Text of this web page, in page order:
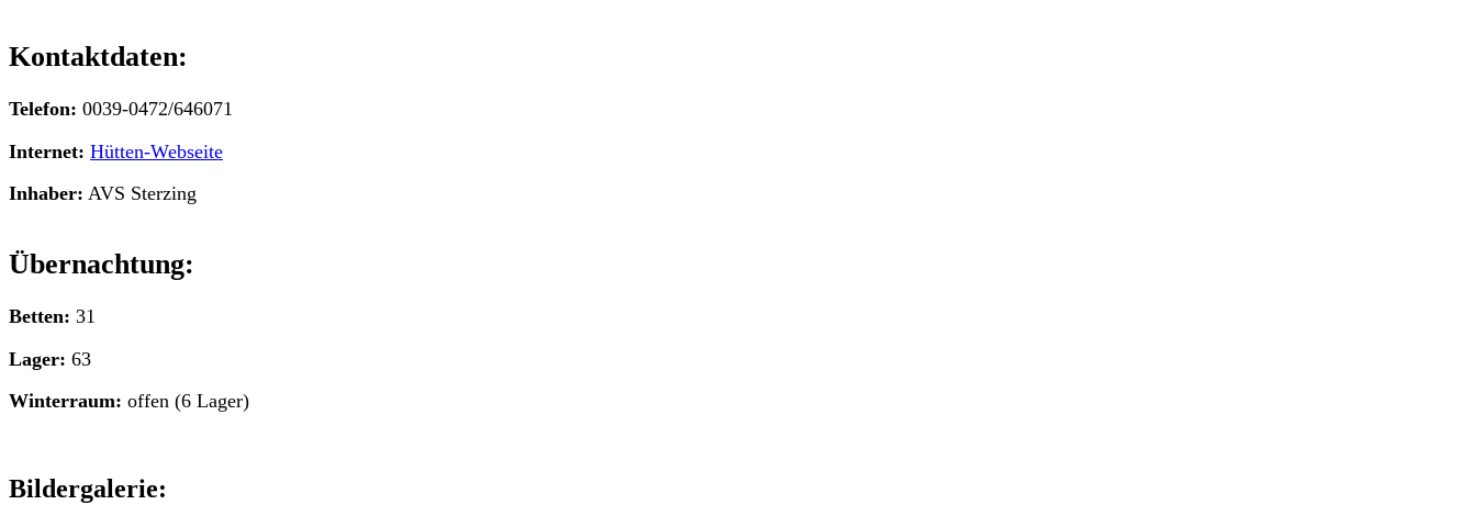
Kontaktdaten:
Telefon: 0039-0472/646071
Internet: Hütten-Webseite
Inhaber: AVS Sterzing
Übernachtung:
Betten: 31
Lager: 63
Winterraum: offen (6 Lager)
Bildergalerie: